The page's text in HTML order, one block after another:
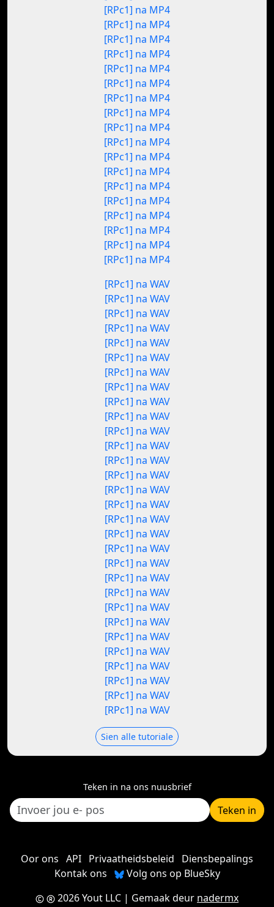
[RPc1] na MP4
[RPc1] na MP4
[RPc1] na MP4
[RPc1] na MP4
[RPc1] na MP4
[RPc1] na MP4
[RPc1] na MP4
[RPc1] na MP4
[RPc1] na MP4
[RPc1] na MP4
[RPc1] na MP4
[RPc1] na MP4
[RPc1] na MP4
[RPc1] na MP4
[RPc1] na MP4
[RPc1] na MP4
[RPc1] na MP4
[RPc1] na MP4
[RPc1] na WAV
[RPc1] na WAV
[RPc1] na WAV
[RPc1] na WAV
[RPc1] na WAV
[RPc1] na WAV
[RPc1] na WAV
[RPc1] na WAV
[RPc1] na WAV
[RPc1] na WAV
[RPc1] na WAV
[RPc1] na WAV
[RPc1] na WAV
[RPc1] na WAV
[RPc1] na WAV
[RPc1] na WAV
[RPc1] na WAV
[RPc1] na WAV
[RPc1] na WAV
[RPc1] na WAV
[RPc1] na WAV
[RPc1] na WAV
[RPc1] na WAV
[RPc1] na WAV
[RPc1] na WAV
[RPc1] na WAV
[RPc1] na WAV
[RPc1] na WAV
[RPc1] na WAV
[RPc1] na WAV
Sien alle tutoriale
Teken in na ons nuusbrief
Teken in
Oor ons API Privaatheidsbeleid
Diensbepalings
Kontak ons
Volg ons op BlueSky
2026 Yout LLC | Gemaak deur nadermx